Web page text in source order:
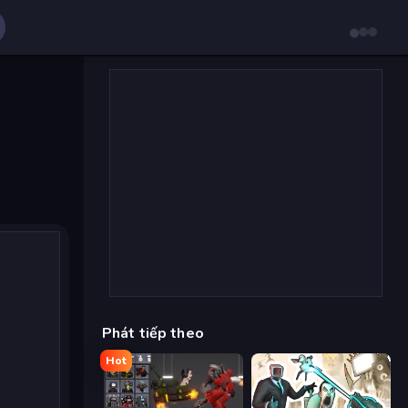
Phát tiếp theo
Hot